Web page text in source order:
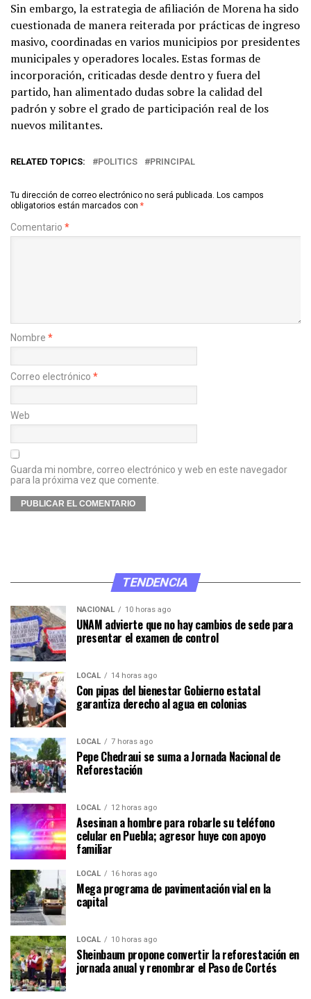
Sin embargo, la estrategia de afiliación de Morena ha sido
cuestionada de manera reiterada por prácticas de ingreso
masivo, coordinadas en varios municipios por presidentes
municipales y operadores locales. Estas formas de
incorporación, criticadas desde dentro y fuera del
partido, han alimentado dudas sobre la calidad del
padrón y sobre el grado de participación real de los
nuevos militantes.
RELATED TOPICS: POLITICS PRINCIPAL
Tu dirección de correo electrónico no será publicada. Los campos
obligatorios están marcados con *
Comentario *
Nombre *
Correo electrónico *
Web
Guarda mi nombre, correo electrónico y web en este navegador
para la próxima vez que comente.
TENDENCIA
NACIONAL 10 horas ago
UNAM advierte que no hay cambios de sede para
presentar el examen de control
LOCAL 14 horas ago
Con pipas del bienestar Gobierno estatal
garantiza derecho al agua en colonias
LOCAL 7 horas ago
Pepe Chedraui se suma a Jornada Nacional de
Reforestación
LOCAL 12 horas ago
Asesinan a hombre para robarle su teléfono
celular en Puebla; agresor huye con apoyo
familiar
LOCAL 16 horas ago
Mega programa de pavimentación vial en la
capital
LOCAL 10 horas ago
Sheinbaum propone convertir la reforestación en
jornada anual y renombrar el Paso de Cortés